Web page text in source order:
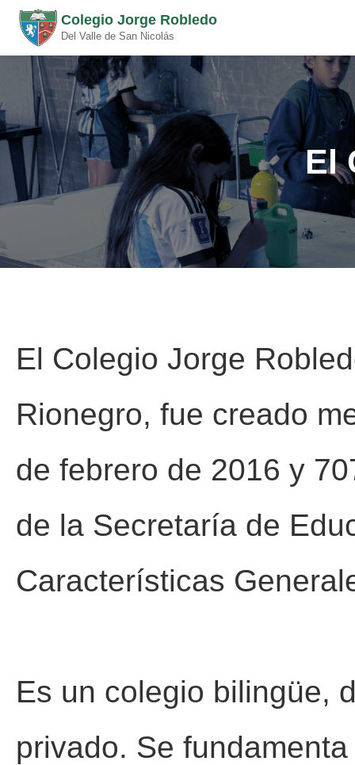
Colegio Jorge Robledo
Del Valle de San Nicolás
El
El Colegio Jorge
Rionegro, fue creado
de febrero de 2016 y
de la Secretaría de
Características
Es un colegio bilingüe,
privado. Se